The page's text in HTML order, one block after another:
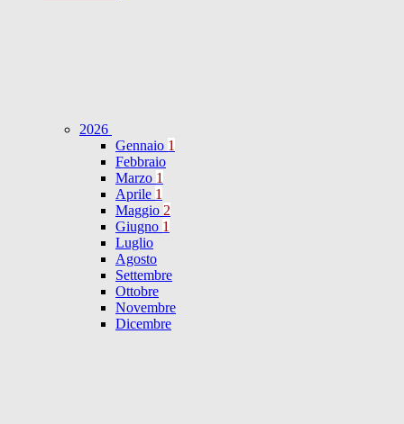
2026
Gennaio 1
Febbraio
Marzo 1
Aprile 1
Maggio 2
Giugno 1
Luglio
Agosto
Settembre
Ottobre
Novembre
Dicembre